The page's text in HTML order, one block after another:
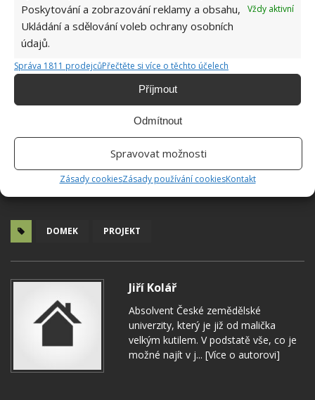
Poskytování a zobrazování reklamy a obsahu,
Ukládání a sdělování voleb ochrany osobních
údajů.
Vždy aktivní
Správa 1811 prodejcůPřečtěte si více o těchto účelech
Příjmout
Odmítnout
Spravovat možnosti
Zásady cookiesZásady používání cookiesKontakt
DOMEK PROJEKT
Jiří Kolář
Absolvent České zemědělské
univerzity, který je již od malička
velkým kutilem. V podstatě vše, co je
možné najít v j... [Více o autorovi]